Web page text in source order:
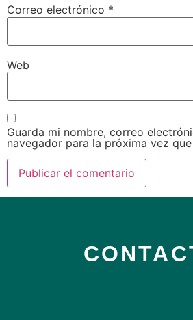
Correo electrónico *
Web
Guarda mi nombre, correo
navegador para la próxima vez